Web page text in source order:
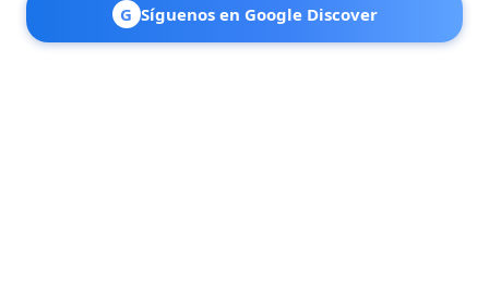
G Síguenos en Google Discover